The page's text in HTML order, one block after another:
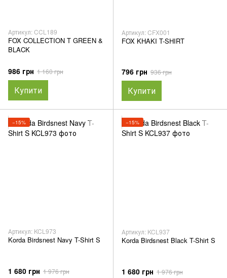
Артикул: CCL189
FOX COLLECTION T GREEN &
BLACK
986 грн 1 160 грн
Купити
Артикул: CFX001
FOX KHAKI T-SHIRT
796 грн 936 грн
Купити
−15%
Артикул: KCL973
Korda Birdsnest Navy T-Shirt S
1 680 грн 1 976 грн
−15%
Артикул: KCL937
Korda Birdsnest Black T-Shirt S
1 680 грн 1 976 грн